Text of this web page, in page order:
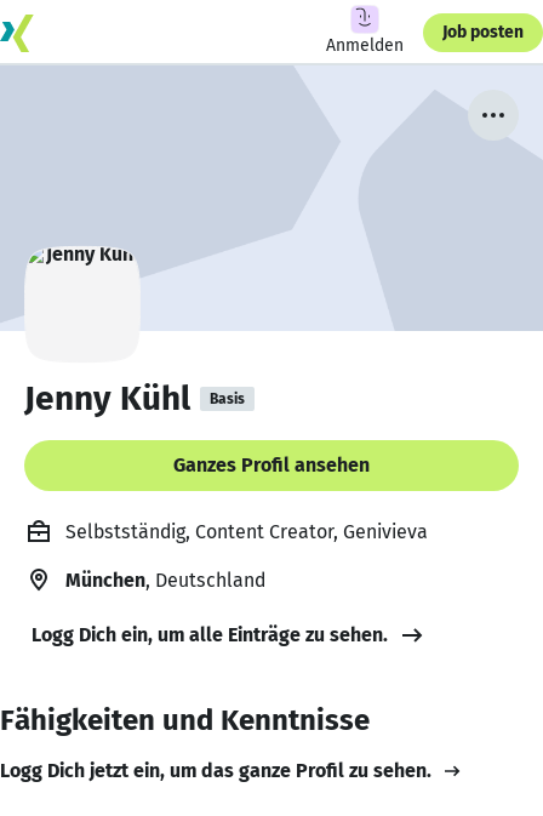
Anmelden
Job posten
Jenny Kühl Basis
Ganzes Profil ansehen
Selbstständig, Content Creator, Genivieva
München, Deutschland
Logg Dich ein, um alle Einträge zu sehen.
Fähigkeiten und Kenntnisse
Logg Dich jetzt ein, um das ganze Profil zu sehen.